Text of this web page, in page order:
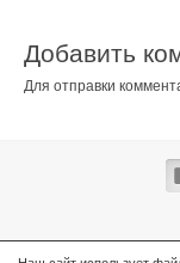
Добавить
Для отправки